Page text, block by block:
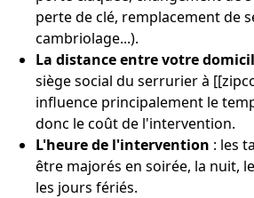
perte de clé, remplacement de
cambriolage...).
La distance entre votre
siège social du serrurier à
influence principalement le
donc le coût de l'intervention.
L'heure de l'intervention : les
être majorés en soirée, la nuit,
les jours fériés.